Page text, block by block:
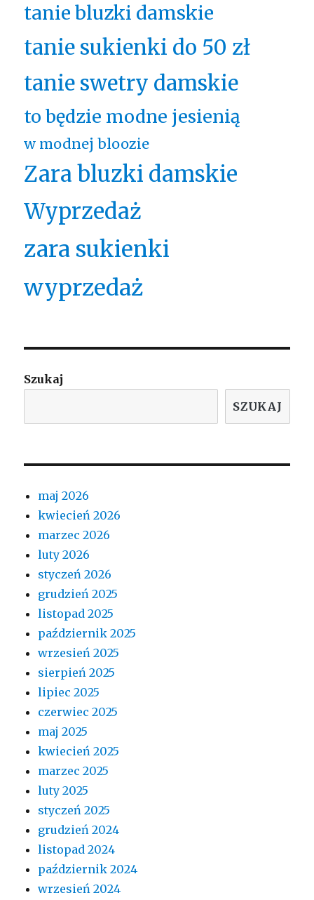
tanie bluzki damskie
tanie sukienki do 50 zł
tanie swetry damskie
to będzie modne jesienią
w modnej bloozie
Zara bluzki damskie
Wyprzedaż
zara sukienki
wyprzedaż
Szukaj
SZUKAJ
maj 2026
kwiecień 2026
marzec 2026
luty 2026
styczeń 2026
grudzień 2025
listopad 2025
październik 2025
wrzesień 2025
sierpień 2025
lipiec 2025
czerwiec 2025
maj 2025
kwiecień 2025
marzec 2025
luty 2025
styczeń 2025
grudzień 2024
listopad 2024
październik 2024
wrzesień 2024